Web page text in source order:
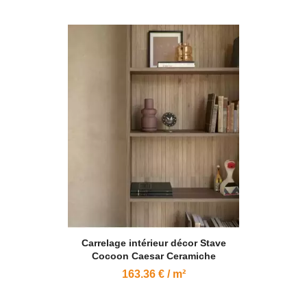
Carrelage intérieur décor Stave
Cocoon Caesar Ceramiche
163.36 € / m²